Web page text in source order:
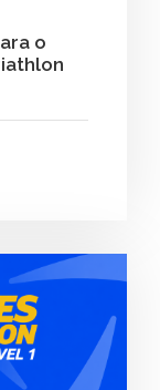
o